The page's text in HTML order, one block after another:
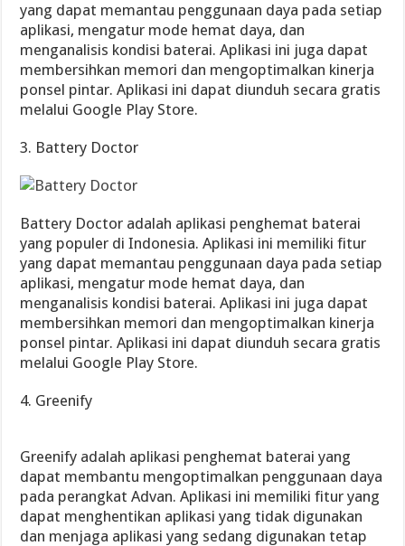
yang dapat memantau penggunaan daya pada setiap
aplikasi, mengatur mode hemat daya, dan
menganalisis kondisi baterai. Aplikasi ini juga dapat
membersihkan memori dan mengoptimalkan kinerja
ponsel pintar. Aplikasi ini dapat diunduh secara gratis
melalui Google Play Store.
3. Battery Doctor
Battery Doctor adalah aplikasi penghemat baterai
yang populer di Indonesia. Aplikasi ini memiliki fitur
yang dapat memantau penggunaan daya pada setiap
aplikasi, mengatur mode hemat daya, dan
menganalisis kondisi baterai. Aplikasi ini juga dapat
membersihkan memori dan mengoptimalkan kinerja
ponsel pintar. Aplikasi ini dapat diunduh secara gratis
melalui Google Play Store.
4. Greenify
Greenify adalah aplikasi penghemat baterai yang
dapat membantu mengoptimalkan penggunaan daya
pada perangkat Advan. Aplikasi ini memiliki fitur yang
dapat menghentikan aplikasi yang tidak digunakan
dan menjaga aplikasi yang sedang digunakan tetap